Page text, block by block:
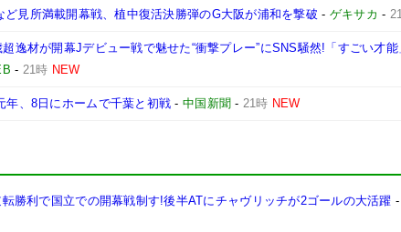
見所満載開幕戦、植中復活決勝弾のG大阪が浦和を撃破 - ゲキサカ -
逸材が開幕Jデビュー戦で魅せた“衝撃プレー”にSNS騒然!「すごい才
- 21時 NEW
年、8日にホームで千葉と初戦 - 中国新聞 - 21時 NEW
勝利で国立での開幕戦制す!後半ATにチャヴリッチが2ゴールの大活躍 -